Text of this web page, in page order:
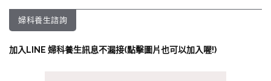
婦科養生諮詢
加入LINE 婦科養生訊息不漏接(點擊圖片也可以加入喔!)